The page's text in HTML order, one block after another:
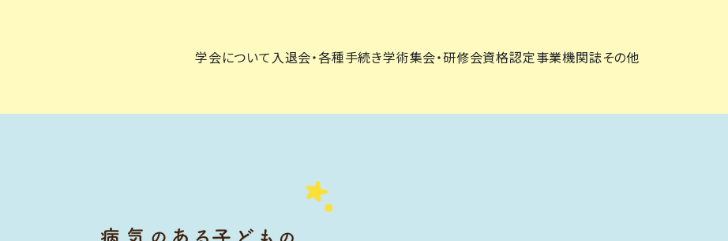
学会について 入退会・各種手続き学術集会・研修会資格認定事業機関誌その他